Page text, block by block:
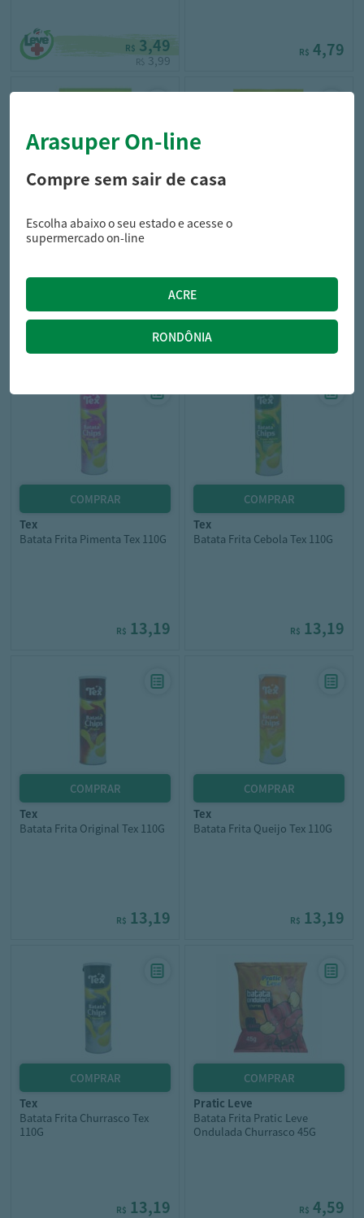
R$ 3,49
R$ 3,99
R$ 4,79
yoki
Batata Frita Yokitos Ondulada
4,79
tex
Batata Frita Pimenta Tex 110G
R$ 13,19
tex
Batata Frita Cebola Tex 110G
R$ 13,19
tex
Batata Frita Original Tex 110G
R$ 13,19
tex
Batata Frita Queijo Tex 110G
R$ 13,19
tex
Batata Frita Churrasco Tex
110G
R$ 13,19
pratic leve
Batata Frita Pratic Leve
Ondulada Churrasco 45G
R$ 4,59
Arasuper On-line
Compre sem sair de casa
Escolha abaixo o seu estado e acesse o
supermercado on-line